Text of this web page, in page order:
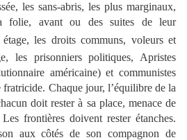
les sans-abris, les plus marginaux,
folie, avant ou des suites de leur
les droits communs, voleurs et
les prisonniers politiques, Apristes
américaine) et communistes
Chaque jour, l’équilibre de la
doit rester à sa place, menace de
frontières doivent rester étanches.
aux côtés de son compagnon de